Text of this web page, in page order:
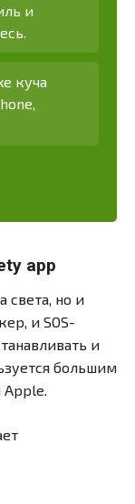
и
куча
app
света, но и
и SOS-
и
большим
Apple.